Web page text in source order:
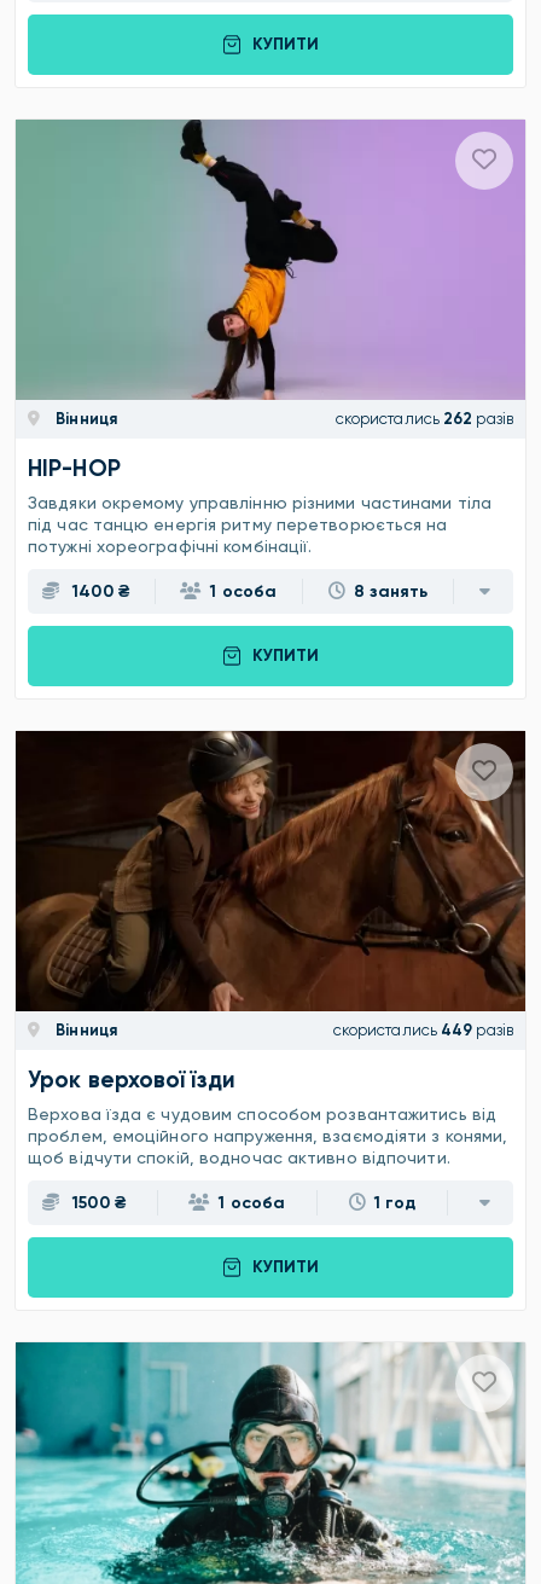
КУПИТИ
Вінниця скористались 262 разів
HIP-HOP
Завдяки окремому управлінню різними частинами тіла
під час танцю енергія ритму перетворюється на
потужні хореографічні комбінації.
1400 ₴ 1 особа 8 занять
КУПИТИ
Вінниця скористались 449 разів
Урок верхової їзди
Верхова їзда є чудовим способом розвантажитись від
проблем, емоційного напруження, взаємодіяти з конями,
щоб відчути спокій, водночас активно відпочити.
1500 ₴ 1 особа 1 год
КУПИТИ